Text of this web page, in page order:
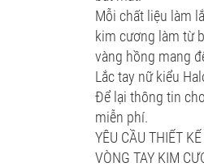
Mỗi chất liệu làm
kim cương làm từ
vàng hồng mang
Lắc tay nữ kiểu
Để lại thông tin
miễn phí.
YÊU CẦU THIẾT
VÒNG TAY KIM